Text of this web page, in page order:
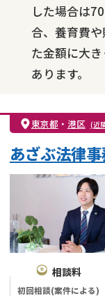
した場合は
合、養育費
た金額に大
あります。
東京都 ・ 港区 (近
あざぶ法律
相談料
初回相談(案件による)